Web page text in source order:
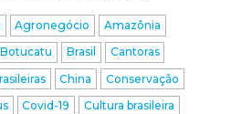
Agronegócio
Amazônia
Botucatu Brasil
Cantoras
China
Conservação
Covid-19
Cultura brasileira